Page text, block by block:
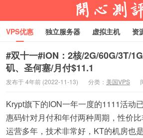
开心VPS测评
VPS优惠 独立服务器 虚拟主机 资
折腾VPS 真实测评 Hostloc趣闻
RackNerd促销套餐
#双十一#iON：2核/2G/60G/3T/
矶、圣何塞/月付$11.1
发布于 4年前 (2022-11-13) 分类： 美国VPS
Krypt旗下的ION一年一度的1111活动
惠码针对月付和年付两种周期，性价
运营多年，技术非常好，KT的机房也